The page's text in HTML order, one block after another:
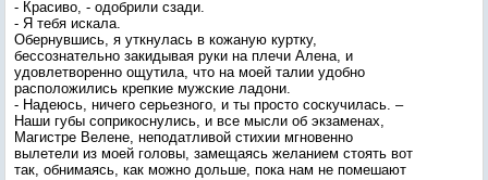
- Красиво, - одобрили сзади.
- Я тебя искала.
Обернувшись, я уткнулась в кожаную куртку,
бессознательно закидывая руки на плечи Алена, и
удовлетворенно ощутила, что на моей талии удобно
расположились крепкие мужские ладони.
- Надеюсь, ничего серьезного, и ты просто соскучилась. –
Наши губы соприкоснулись, и все мысли об экзаменах,
Магистре Велене, неподатливой стихии мгновенно
вылетели из моей головы, замещаясь желанием стоять вот
так, обнимаясь, как можно дольше, пока нам не помешают